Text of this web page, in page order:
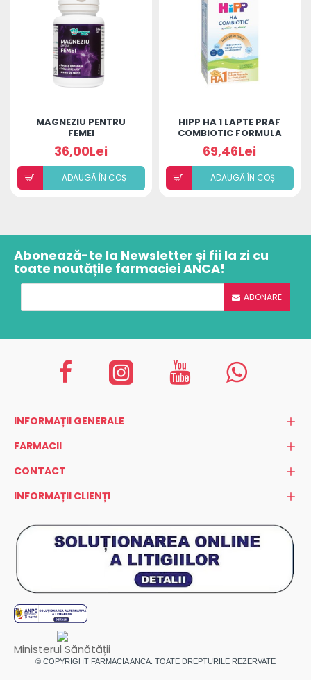
MAGNEZIU PENTRU
FEMEI
36,00Lei
ADAUGÃ ÎN COȘ
HIPP HA 1 LAPTE PRAF
COMBIOTIC FORMULA
NOUA* 350G
69,46Lei
ADAUGÃ ÎN COȘ
Abonează-te la Newsletter și fii la zi cu
toate noutățile farmaciei ANCA!
ABONARE
INFORMAȚII GENERALE
FARMACII
CONTACT
INFORMAȚII CLIENȚI
Ministerul Sănătății
© COPYRIGHT FARMACIA ANCA. TOATE DREPTURILE REZERVATE